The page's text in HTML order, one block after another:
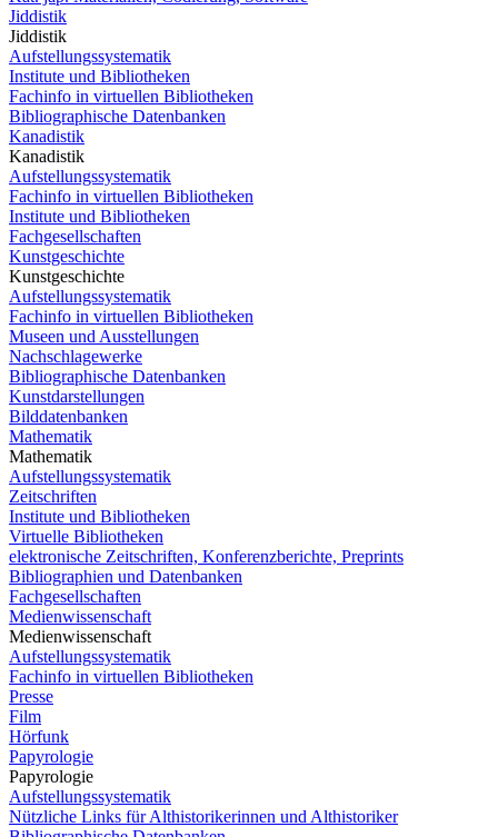
Jiddistik
Jiddistik
Aufstellungssystematik
Institute und Bibliotheken
Fachinfo in virtuellen Bibliotheken
Bibliographische Datenbanken
Kanadistik
Kanadistik
Aufstellungssystematik
Fachinfo in virtuellen Bibliotheken
Institute und Bibliotheken
Fachgesellschaften
Kunstgeschichte
Kunstgeschichte
Aufstellungssystematik
Fachinfo in virtuellen Bibliotheken
Museen und Ausstellungen
Nachschlagewerke
Bibliographische Datenbanken
Kunstdarstellungen
Bilddatenbanken
Mathematik
Mathematik
Aufstellungssystematik
Zeitschriften
Institute und Bibliotheken
Virtuelle Bibliotheken
elektronische Zeitschriften, Konferenzberichte, Preprints
Bibliographien und Datenbanken
Fachgesellschaften
Medienwissenschaft
Medienwissenschaft
Aufstellungssystematik
Fachinfo in virtuellen Bibliotheken
Presse
Film
Hörfunk
Papyrologie
Papyrologie
Aufstellungssystematik
Nützliche Links für Althistorikerinnen und Althistoriker